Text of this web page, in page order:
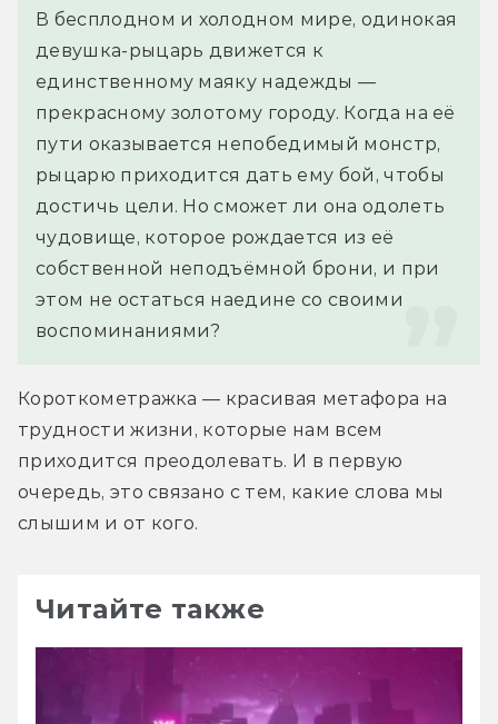
В бесплодном и холодном мире, одинокая
девушка-рыцарь движется к
единственному маяку надежды —
прекрасному золотому городу. Когда на её
пути оказывается непобедимый монстр,
рыцарю приходится дать ему бой, чтобы
достичь цели. Но сможет ли она одолеть
чудовище, которое рождается из её
собственной неподъёмной брони, и при
этом не остаться наедине со своими
воспоминаниями?
Короткометражка — красивая метафора на
трудности жизни, которые нам всем
приходится преодолевать. И в первую
очередь, это связано с тем, какие слова мы
слышим и от кого.
Читайте также